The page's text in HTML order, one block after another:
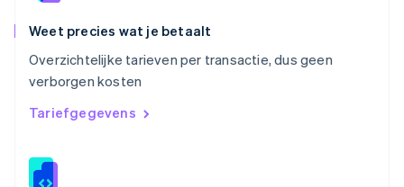
Weet precies wat je betaalt
Overzichtelijke tarieven per transactie, dus geen
verborgen kosten
Tariefgegevens
English简体中文
EnglishItaliano
Slowakije
English
Spanje
Thailand